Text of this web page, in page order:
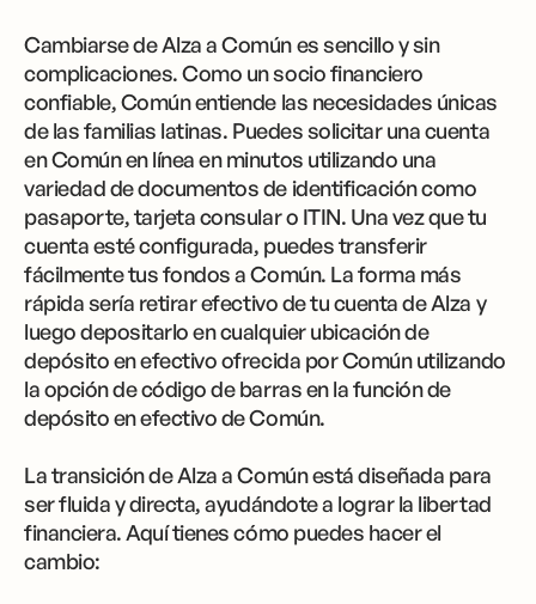
Cambiarse de Alza a Común es sencillo y sin
complicaciones. Como un socio financiero
confiable, Común entiende las necesidades únicas
de las familias latinas. Puedes solicitar una cuenta
en Común en línea en minutos utilizando una
variedad de documentos de identificación como
pasaporte, tarjeta consular o ITIN. Una vez que tu
cuenta esté configurada, puedes transferir
fácilmente tus fondos a Común. La forma más
rápida sería retirar efectivo de tu cuenta de Alza y
luego depositarlo en cualquier ubicación de
depósito en efectivo ofrecida por Común utilizando
la opción de código de barras en la función de
depósito en efectivo de Común.
La transición de Alza a Común está diseñada para
ser fluida y directa, ayudándote a lograr la libertad
financiera. Aquí tienes cómo puedes hacer el
cambio: